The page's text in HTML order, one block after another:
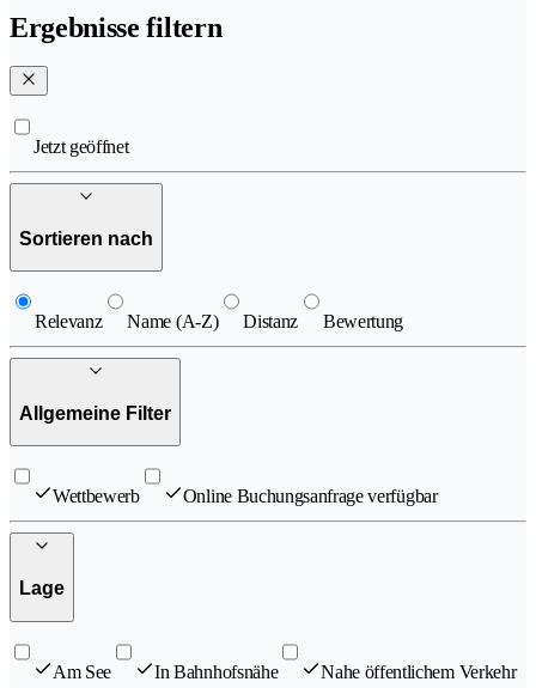
Ergebnisse filtern
Jetzt geöffnet
Sortieren nach
Relevanz Name (A-Z) Distanz Bewertung
Allgemeine Filter
Wettbewerb Online Buchungsanfrage verfügbar
Lage
Am See In Bahnhofsnähe Nahe öffentlichem Verkehr